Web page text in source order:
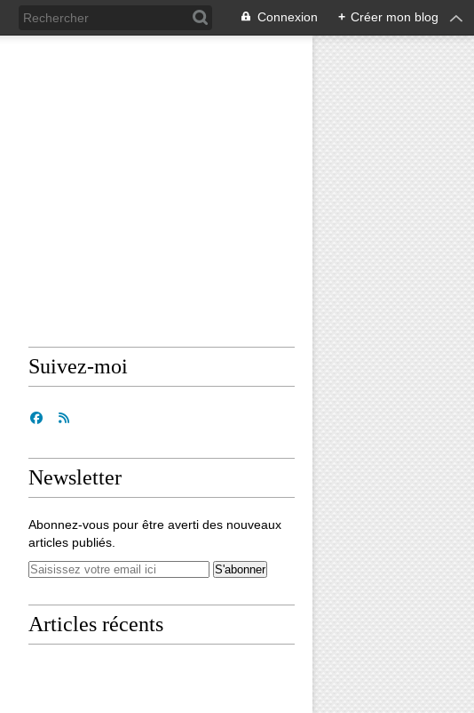
Connexion + Créer mon blog
Suivez-moi
Newsletter
Abonnez-vous pour être averti des nouveaux
articles publiés.
Articles récents